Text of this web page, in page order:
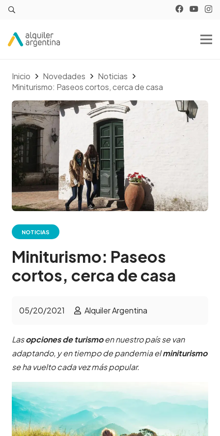
Inicio Novedades
Noticias
Miniturismo: Paseos cortos, cerca de casa
NOTICIAS
Miniturismo: Paseos
cortos, cerca de casa
05/20/2021 Alquiler Argentina
Lasopciones de turismoen nuestro país se van
adaptando, y en tiempo de pandemia elminiturismo
se ha vuelto cada vez más popular.